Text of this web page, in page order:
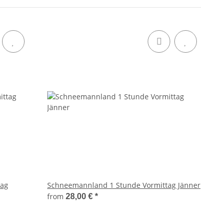
Schneemannland 1 Stunde Vormittag Jänner
from 28,00 € *